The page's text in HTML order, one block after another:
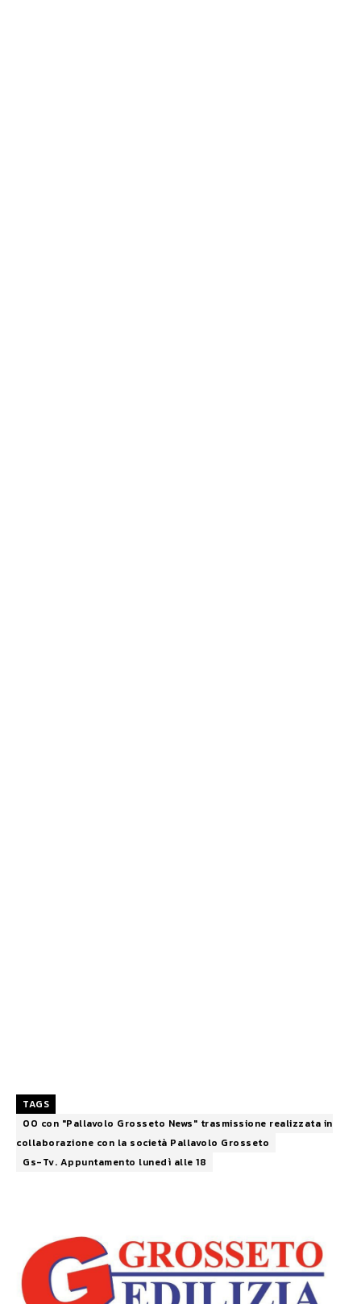
TAGS
00 con "Pallavolo Grosseto News" trasmissione realizzata in
collaborazione con la società Pallavolo Grosseto
Gs-Tv. Appuntamento lunedì alle 18